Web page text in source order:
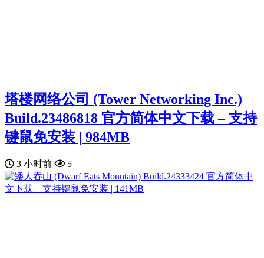
塔楼网络公司 (Tower Networking Inc.)
Build.23486818 官方简体中文下载 – 支持
键鼠免安装 | 984MB
3 小时前 5